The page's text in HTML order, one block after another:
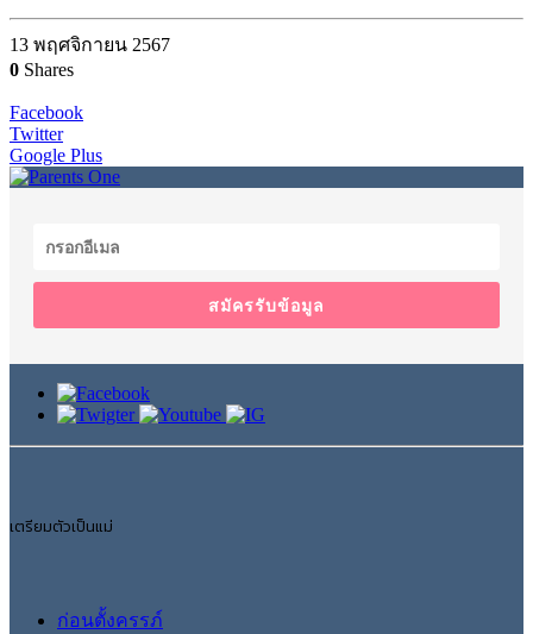
13 พฤศจิกายน 2567
0 Shares
Facebook
Twitter
Google Plus
สมัครรับข้อมูล
เตรียมตัวเป็นแม่
ก่อนตั้งครรภ์